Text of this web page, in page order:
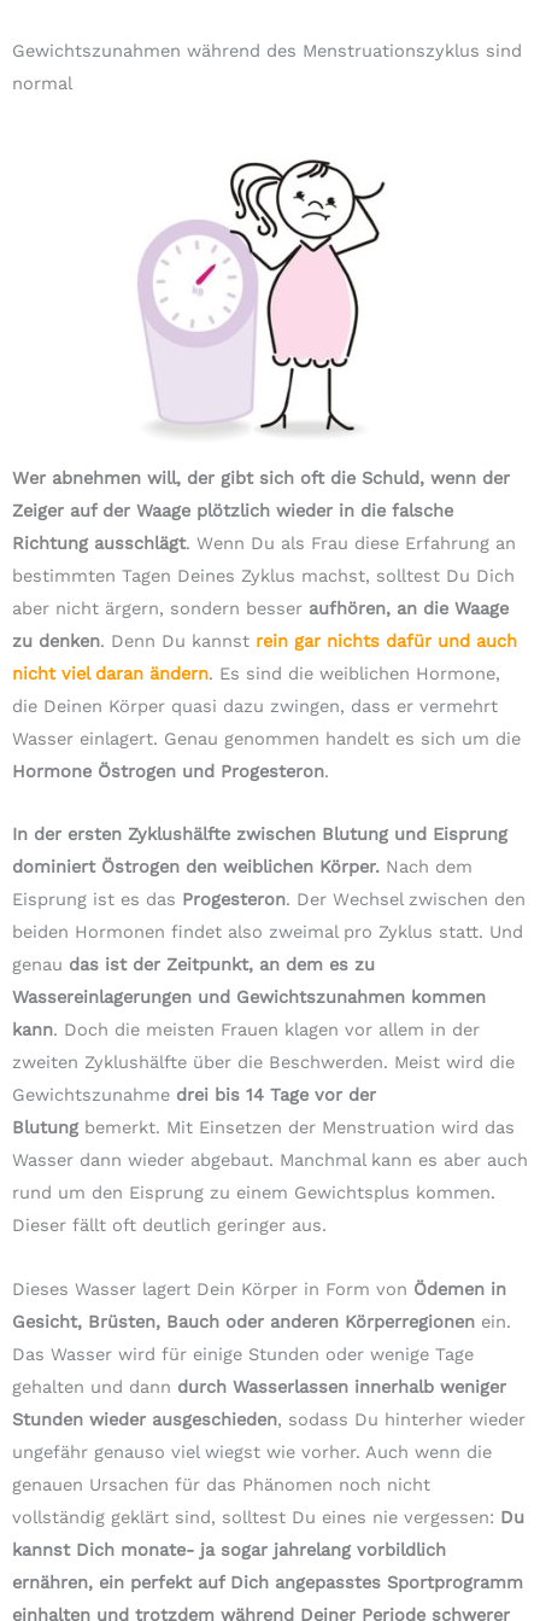
Gewichtszunahmen während des Menstruationszyklus sind
normal
Wer abnehmen will, der gibt sich oft die Schuld, wenn der
Zeiger auf der Waage plötzlich wieder in die falsche
Richtung ausschlägt. Wenn Du als Frau diese Erfahrung an
bestimmten Tagen Deines Zyklus machst, solltest Du Dich
aber nicht ärgern, sondern besser aufhören, an die Waage
zu denken. Denn Du kannst rein gar nichts dafür und auch
nicht viel daran ändern. Es sind die weiblichen Hormone,
die Deinen Körper quasi dazu zwingen, dass er vermehrt
Wasser einlagert. Genau genommen handelt es sich um die
Hormone Östrogen und Progesteron.
In der ersten Zyklushälfte zwischen Blutung und Eisprung
dominiert Östrogen den weiblichen Körper. Nach dem
Eisprung ist es das Progesteron. Der Wechsel zwischen den
beiden Hormonen findet also zweimal pro Zyklus statt. Und
genau das ist der Zeitpunkt, an dem es zu
Wassereinlagerungen und Gewichtszunahmen kommen
kann. Doch die meisten Frauen klagen vor allem in der
zweiten Zyklushälfte über die Beschwerden. Meist wird die
Gewichtszunahme drei bis 14 Tage vor der
Blutungbemerkt. Mit Einsetzen der Menstruation wird das
Wasser dann wieder abgebaut. Manchmal kann es aber auch
rund um den Eisprung zu einem Gewichtsplus kommen.
Dieser fällt oft deutlich geringer aus.
Dieses Wasser lagert Dein Körper in Form von Ödemen in
Gesicht, Brüsten, Bauch oder anderen Körperregionen ein.
Das Wasser wird für einige Stunden oder wenige Tage
gehalten und dann durch Wasserlassen innerhalb weniger
Stunden wieder ausgeschieden, sodass Du hinterher wieder
ungefähr genauso viel wiegst wie vorher. Auch wenn die
genauen Ursachen für das Phänomen noch nicht
vollständig geklärt sind, solltest Du eines nie vergessen: Du
kannst Dich monate- ja sogar jahrelang vorbildlich
ernähren, ein perfekt auf Dich angepasstes Sportprogramm
einhalten und trotzdem während Deiner Periode schwerer